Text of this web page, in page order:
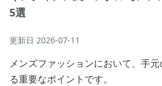
5選
更新日 2026-07-11
メンズファッションにおいて、手
る重要なポイントです。